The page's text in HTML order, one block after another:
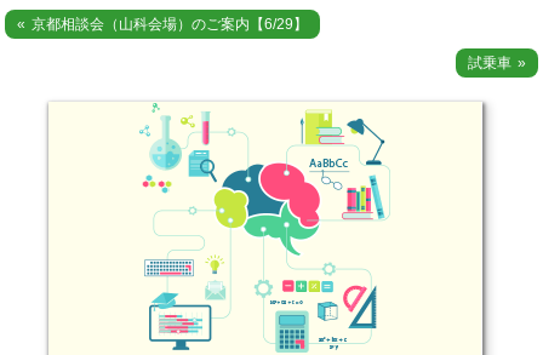
投 京都相談会（山科会場）のご案内【6/29】
試乗車